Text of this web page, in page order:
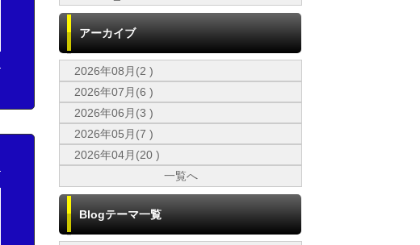
アーカイブ
2026年08月(2 )
2026年07月(6 )
2026年06月(3 )
2026年05月(7 )
2026年04月(20 )
一覧へ
Blogテーマ一覧